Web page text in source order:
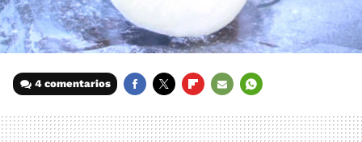
4 comentarios
MAIL